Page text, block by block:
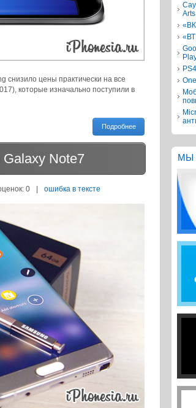
снизило цены практически на все
которые изначально поступили в
Подробнее
Galaxy Note7
0 | ошибка в тексте
Arts
МЫ